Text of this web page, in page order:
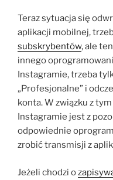
Teraz sytuacja się
aplikacji mobilnej,
subskrybentów, ale
innego
Instagramie, trzeba
„Profesjonalne” i
konta. W związku z
Instagramie jest z
odpowiednie
zrobić transmisji z
Jeżeli chodzi o